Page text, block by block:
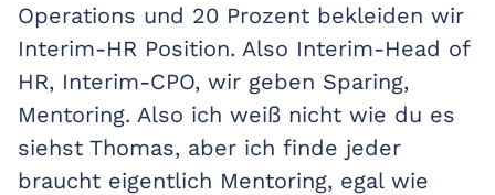
Operations und 20 Prozent bekleiden wir
Interim-HR Position. Also Interim-Head of
HR, Interim-CPO, wir geben Sparing,
Mentoring. Also ich weiß nicht wie du es
siehst Thomas, aber ich finde jeder
braucht eigentlich Mentoring, egal wie